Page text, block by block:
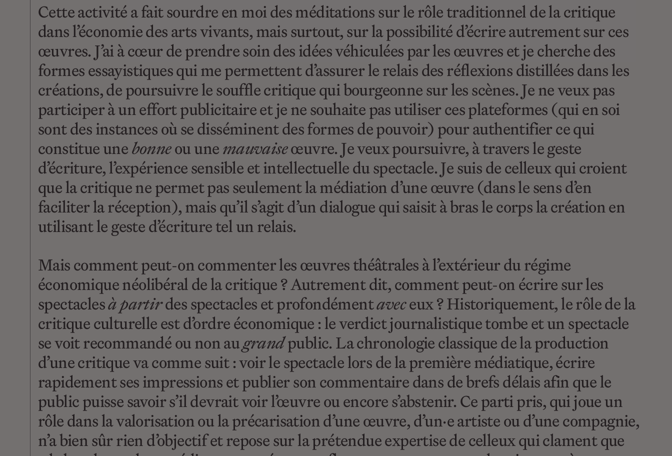
Cette activité a fait sourdre en moi des méditations sur le rôle traditionnel de la critique
dans l’économie des arts vivants, mais surtout, sur la possibilité d’écrire autrement sur ces
œuvres. J’ai à cœur de prendre soin des idées véhiculées par les œuvres et je cherche des
formes essayistiques qui me permettent d’assurer le relais des réflexions distillées dans les
créations, de poursuivre le souffle critique qui bourgeonne sur les scènes. Je ne veux pas
participer à un effort publicitaire et je ne souhaite pas utiliser ces plateformes (qui en soi
sont des instances où se disséminent des formes de pouvoir) pour authentifier ce qui
constitue unebonneou unemauvaiseœuvre. Je veux poursuivre, à travers le geste
d’écriture, l’expérience sensible et intellectuelle du spectacle. Je suis de celleux qui croient
que la critique ne permet pas seulement la médiation d’une œuvre (dans le sens d’en
faciliter la réception), mais qu’il s’agit d’un dialogue qui saisit à bras le corps la création en
utilisant le geste d’écriture tel un relais.
Mais comment peut-on commenter les œuvres théâtrales à l’extérieur du régime
économique néolibéral de la critique ? Autrement dit, comment peut-on écrire sur les
spectaclesà partirdes spectacles et profondémentaveceux ? Historiquement, le rôle de la
critique culturelle est d’ordre économique : le verdict journalistique tombe et un spectacle
se voit recommandé ou non augrandpublic. La chronologie classique de la production
d’une critique va comme suit : voir le spectacle lors de la première médiatique, écrire
rapidement ses impressions et publier son commentaire dans de brefs délais afin que le
public puisse savoir s’il devrait voir l’œuvre ou encore s’abstenir. Ce parti pris, qui joue un
rôle dans la valorisation ou la précarisation d’une œuvre, d’un·e artiste ou d’une compagnie,
n’a bien sûr rien d’objectif et repose sur la prétendue expertise de celleux qui clament que